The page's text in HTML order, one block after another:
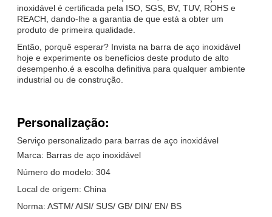
inoxidável é certificada pela ISO, SGS, BV, TUV, ROHS e
REACH, dando-lhe a garantia de que está a obter um
produto de primeira qualidade.
Então, porquê esperar? Invista na barra de aço inoxidável
hoje e experimente os benefícios deste produto de alto
desempenho.é a escolha definitiva para qualquer ambiente
industrial ou de construção.
Personalização:
Serviço personalizado para barras de aço inoxidável
Marca: Barras de aço inoxidável
Número do modelo: 304
Local de origem: China
Norma: ASTM/ AISI/ SUS/ GB/ DIN/ EN/ BS